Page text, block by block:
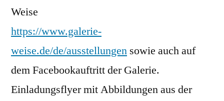
Weise
https://www.galerie-
weise.de/de/ausstellungen sowie auch auf
dem Facebookauftritt der Galerie.
Einladungsflyer mit Abbildungen aus der